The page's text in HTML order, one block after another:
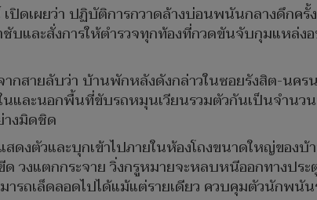
ดเผยว่า ปฏิบัติการกวาดล้างบ่อนพนันกลางดึกครั้
บและสั่งการให้ตำรวจทุกท้องที่กวดขันจับกุมแหล่
กสายลับว่า บ้านพักหลังดังกล่าวในซอยรังสิต-นค
และนอกพื้นที่ขับรถหมุนเวียนรวมตัวกันเป็นจำนว
างมิดชิด
ดงตัวและบุกเข้าไปภายในห้องโถงขนาดใหญ่ขอ
วงแตกกระจาย วิ่งกรูหมายจะหลบหนีออกทางประ
รถเล็ดลอดไปได้แม้แต่รายเดียว ควบคุมตัวนักพนัน